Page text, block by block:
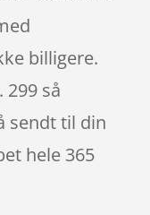
billigere.
så
sendt til din
hele 365